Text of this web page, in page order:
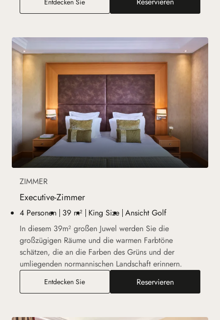
ZIMMER
Executive-Zimmer
4 Personen 39 m² King Size Ansicht Golf
In diesem 39m² großen Juwel werden Sie die
großzügigen Räume und die warmen Farbtöne
schätzen, die an die Farben des Grüns und der
umliegenden normannischen Landschaft erinnern.
Entdecken SieExecutive-Zimmer Reservieren